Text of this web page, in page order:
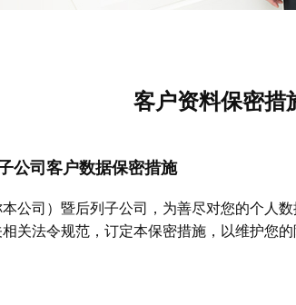
客户资料保密措
公司客户数据保密措施
公司）暨后列子公司，为善尽对您的个人
关法令规范，订定本保密措施，以维护您的